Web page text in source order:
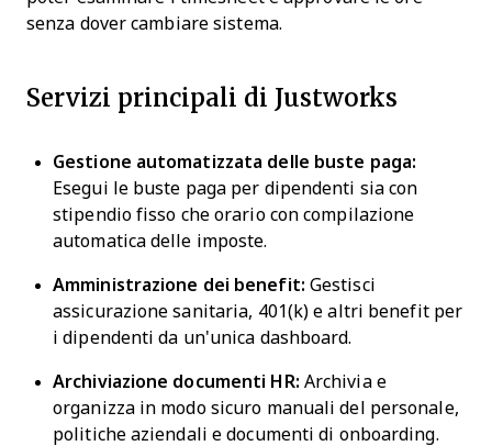
senza dover cambiare sistema.
Servizi principali di Justworks
Gestione automatizzata delle buste paga:
Esegui le buste paga per dipendenti sia con
stipendio fisso che orario con compilazione
automatica delle imposte.
Amministrazione dei benefit: Gestisci
assicurazione sanitaria, 401(k) e altri benefit per
i dipendenti da un'unica dashboard.
Archiviazione documenti HR: Archivia e
organizza in modo sicuro manuali del personale,
politiche aziendali e documenti di onboarding.